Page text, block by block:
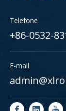
Telefone
+86-0532-
E-mail